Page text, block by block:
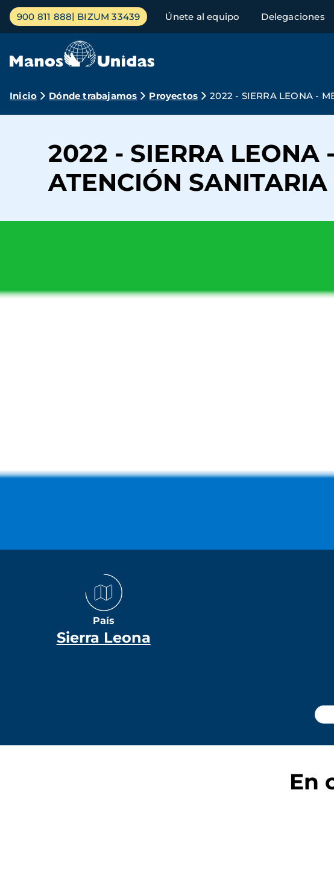
Pasar
contenido
Menú
principal
900 811 888 BIZUM 33439 Únete al equipo Delegaciones
Ruta
navegación
Inicio Dónde trabajamos Proyectos 2022 - SIERRA LEONA -
2022 - SIERRA
ATENCIÓN
País
Sierra Leona
En